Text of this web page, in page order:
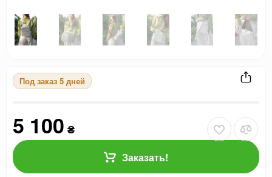
Под заказ 5 дней
5 100 ₴
Заказать!